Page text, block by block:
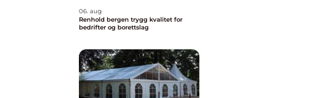
06. aug
Renhold bergen trygg kvalitet for
bedrifter og borettslag